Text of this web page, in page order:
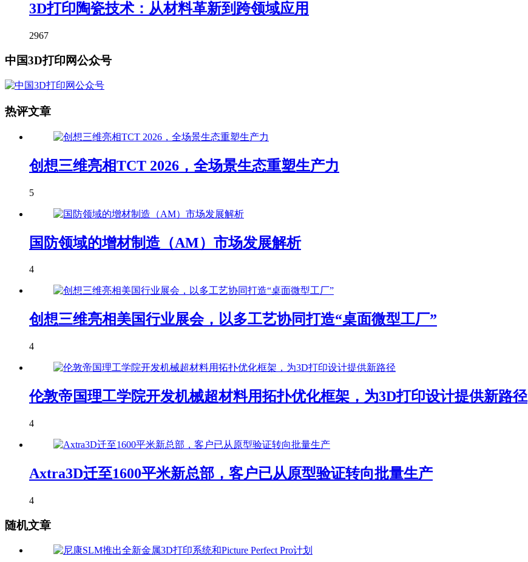
3D打印陶瓷技术：从材料革新到跨领域应用
2967
中国3D打印网公众号
热评文章
创想三维亮相TCT 2026，全场景生态重塑生产力
5
国防领域的增材制造（AM）市场发展解析
4
创想三维亮相美国行业展会，以多工艺协同打造“桌面微型工厂”
4
伦敦帝国理工学院开发机械超材料用拓扑优化框架，为3D打印设计提供新路径
4
Axtra3D迁至1600平米新总部，客户已从原型验证转向批量生产
4
随机文章